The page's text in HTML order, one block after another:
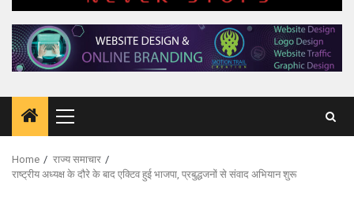
Primary
Menu
Home
राज्य समाचार
राष्ट्रीय अध्यक्ष के दौरे के बाद एक्टिव हुई भाजपा, प्रबुद्धजनों से संवाद अभियान शुरू